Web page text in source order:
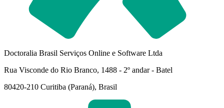
Doctoralia Brasil Serviços Online e Software Ltda
Rua Visconde do Rio Branco, 1488 - 2º andar - Batel
80420-210 Curitiba (Paraná), Brasil